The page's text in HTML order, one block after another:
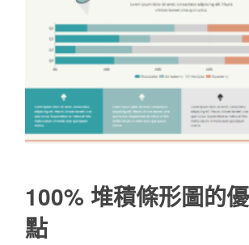
100% 堆積條形圖的
點